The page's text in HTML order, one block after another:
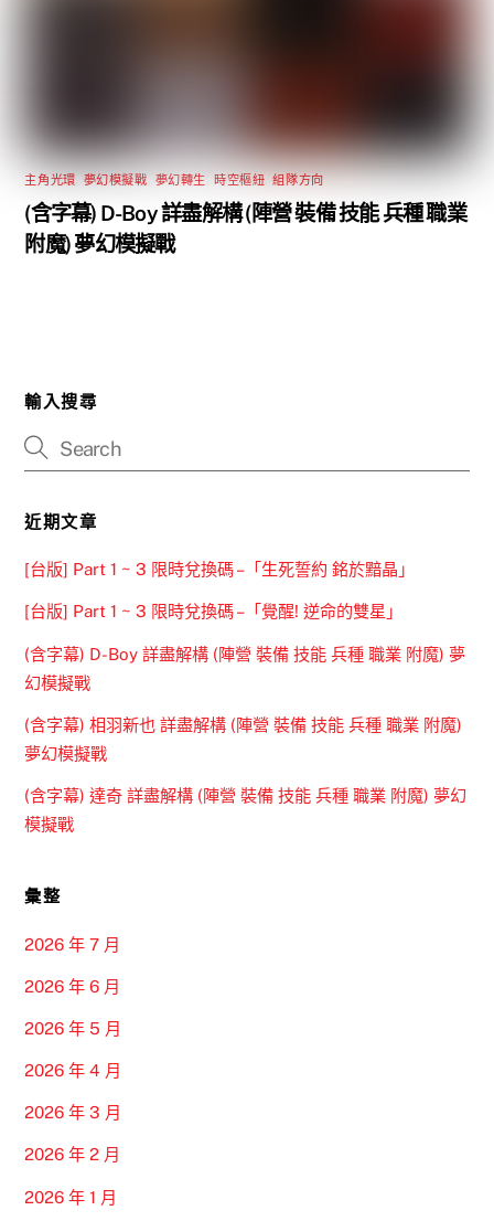
主角光環 夢幻模擬戰 夢幻轉生 時空樞紐 ,組隊方向
(含字幕) D-Boy 詳盡解構 (陣營 裝備 技能 兵種 職業
附魔) 夢幻模擬戰
輸入搜尋
近期文章
[台版] Part 1 ~ 3 限時兌換碼 –「生死誓約 銘於黯晶」
[台版] Part 1 ~ 3 限時兌換碼 –「覺醒! 逆命的雙星」
(含字幕) D-Boy 詳盡解構 (陣營 裝備 技能 兵種 職業 附魔) 夢
幻模擬戰
(含字幕) 相羽新也 詳盡解構 (陣營 裝備 技能 兵種 職業 附魔)
夢幻模擬戰
(含字幕) 達奇 詳盡解構 (陣營 裝備 技能 兵種 職業 附魔) 夢幻
模擬戰
彙整
2026 年 7 月
2026 年 6 月
2026 年 5 月
2026 年 4 月
2026 年 3 月
2026 年 2 月
2026 年 1 月